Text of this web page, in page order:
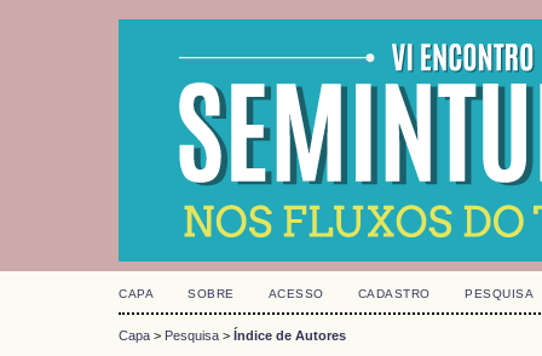
CAPA SOBRE ACESSO CADASTRO PESQUISA
Capa > Pesquisa > Índice de Autores